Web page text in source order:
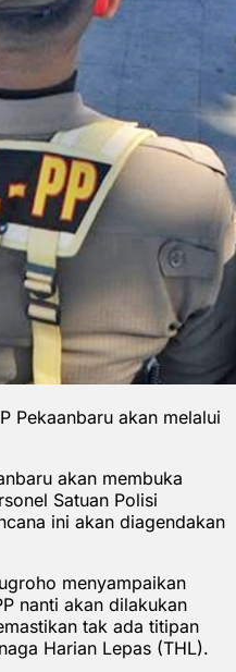
Pekaanbaru akan melalui
akan membuka
Satuan Polisi
ini akan diagendakan
menyampaikan
nanti akan dilakukan
tak ada titipan
Harian Lepas (THL).